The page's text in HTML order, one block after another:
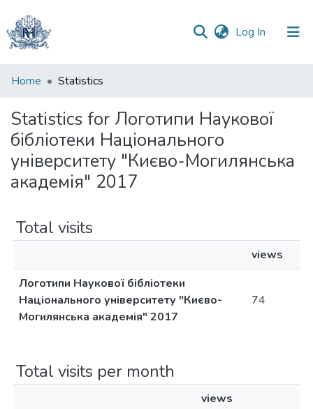
Log In (current)
Communities
Collections
All of DSpace
Home Statistics
Statistics for Логотипи Наукової
бібліотеки Національного
університету "Києво-Могилянська
академія" 2017
Total visits
views
Логотипи Наукової бібліотеки
Національного університету "Києво-
Могилянська академія" 2017
74
Total visits per month
views